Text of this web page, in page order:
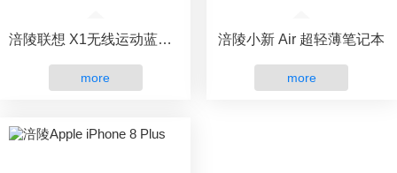
涪陵联想 X1无线运动蓝牙耳机
more
涪陵小新 Air 超轻薄笔记本
more